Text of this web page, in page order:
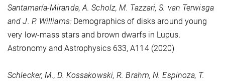
Santamaría-Miranda, A. Scholz, M. Tazzari, S. van Terwisga
and J. P. Williams:Demographics of disks around young
very low-mass stars and brown dwarfs in Lupus.
Astronomy and Astrophysics 633, A114 (2020)
Schlecker, M., D. Kossakowski, R. Brahm, N. Espinoza, T.